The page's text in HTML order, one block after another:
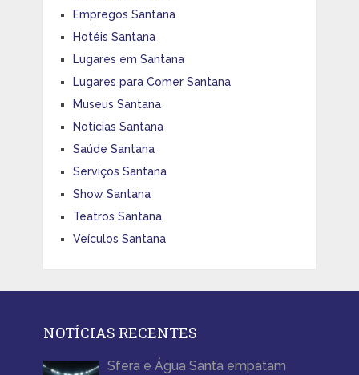
Empregos Santana
Hotéis Santana
Lugares em Santana
Lugares para Comer Santana
Museus Santana
Notícias Santana
Saúde Santana
Serviços Santana
Show Santana
Teatros Santana
Veículos Santana
NOTÍCIAS RECENTES
Sfera e Água Santa empatam